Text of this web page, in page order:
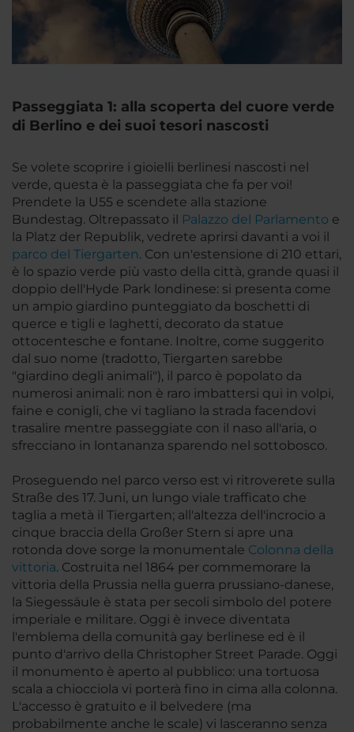
Passeggiata 1: alla scoperta del cuore verde
di Berlino e dei suoi tesori nascosti
Se volete scoprire i gioielli berlinesi nascosti nel
verde, questa è la passeggiata che fa per voi!
Prendete la U55 e scendete alla stazione
Bundestag. Oltrepassato il Palazzo del Parlamento e
la Platz der Republik, vedrete aprirsi davanti a voi il
parco del Tiergarten. Con un'estensione di 210 ettari,
è lo spazio verde più vasto della città, grande quasi il
doppio dell'Hyde Park londinese: si presenta come
un ampio giardino punteggiato da boschetti di
querce e tigli e laghetti, decorato da statue
ottocentesche e fontane. Inoltre, come suggerito
dal suo nome (tradotto, Tiergarten sarebbe
"giardino degli animali"), il parco è popolato da
numerosi animali: non è raro imbattersi qui in volpi,
faine e conigli, che vi tagliano la strada facendovi
trasalire mentre passeggiate con il naso all'aria, o
sfrecciano in lontananza sparendo nel sottobosco.
Proseguendo nel parco verso est vi ritroverete sulla
Straße des 17. Juni, un lungo viale trafficato che
taglia a metà il Tiergarten; all'altezza dell'incrocio a
cinque braccia della Großer Stern si apre una
rotonda dove sorge la monumentale Colonna della
vittoria. Costruita nel 1864 per commemorare la
vittoria della Prussia nella guerra prussiano-danese,
la Siegessäule è stata per secoli simbolo del potere
imperiale e militare. Oggi è invece diventata
l'emblema della comunità gay berlinese ed è il
punto d'arrivo della Christopher Street Parade. Oggi
il monumento è aperto al pubblico: una tortuosa
scala a chiocciola vi porterà fino in cima alla colonna.
L'accesso è gratuito e il belvedere (ma
probabilmente anche le scale) vi lasceranno senza